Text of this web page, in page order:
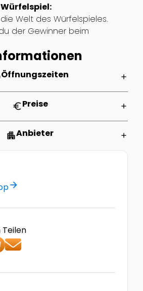
Welt des Würfelspieles.
der Gewinner beim
Öffnungszeiten add
euroPreise add
apartmentAnbieter add
arrow_forward